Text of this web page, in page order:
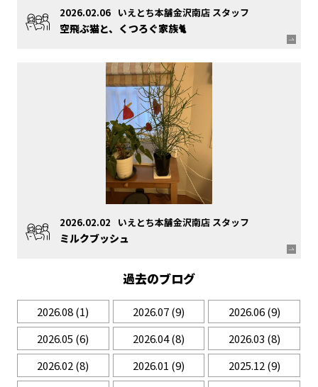
2026.02.06 いえとち本舗金沢南店 スタッフ
空飛ぶ猫と、くつろぐ家族🐈
2026.02.02 いえとち本舗金沢南店 スタッフ
ミルクブッシュ
過去のブログ
2026.08(1) 2026.07(9) 2026.06(9)
2026.05 (6) 2026.04(8) 2026.03 (8)
2026.02(8) 2026.01 (9) 2025.12(9)